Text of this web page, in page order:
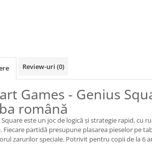
Review-uri (0)
Games - Genius
română
Square este un joc de logică și strategie rapid, cu
Fiecare partidă presupune plasarea pieselor pe
zarurilor speciale. Potrivit pentru copii de la 6